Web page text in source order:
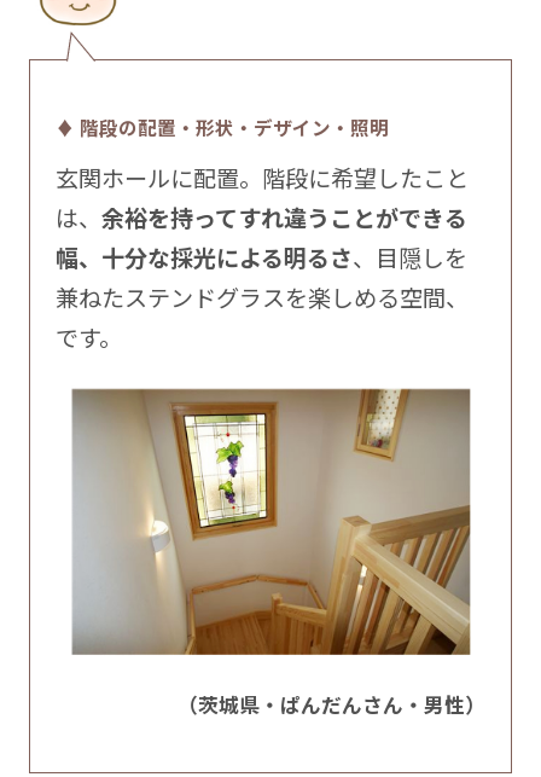
♦ 階段の配置・形状・デザイン・照明
玄関ホールに配置。階段に希望したこと
は、 余裕を持ってすれ違うことができる
幅、十分な採光による明るさ、目隠しを
兼ねたステンドグラスを楽しめる空間、
です。
（茨城県・ぱんだんさん・男性）